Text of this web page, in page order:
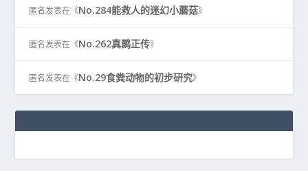
匿名发表在《No.284能救人的迷幻小蘑菇》
匿名发表在《No.262真鹮正传》
匿名发表在《No.29食粪动物的初步研究》